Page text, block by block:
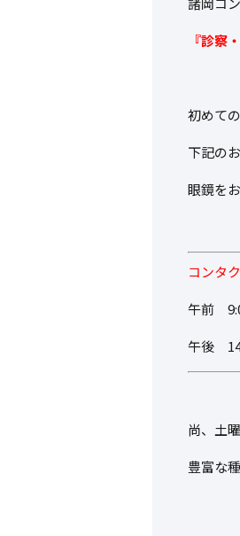
『診察
初めて
下記の
眼鏡を
コンタ
午前
午後
尚、土
豊富な